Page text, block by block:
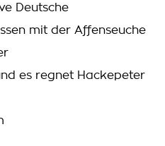
Deutsche
mit der Affenseuche
es regnet Hackepeter